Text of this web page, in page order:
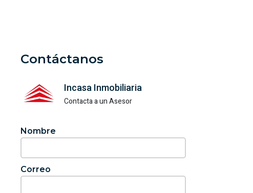
Contáctanos
Incasa Inmobiliaria
Contacta a un Asesor
Nombre
Correo